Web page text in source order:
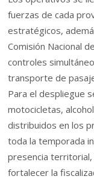
fuerzas de cada
estratégicos,
Comisión Nacional
controles
transporte de
Para el despliegue
motocicletas,
distribuidos en los
toda la temporada
presencia
fortalecer la